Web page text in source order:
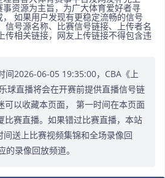
资源为主旨，为广大体育爱好者寻
如果用户发现有更稳定流畅的信号
信号源名称、比赛信号链接、上传者名
传相关链接，网友上传链接不得包含违
间2026-06-05 19:35:00，CBA《上
球直播将会在开赛前提供直播信号链
可以收藏本页面， 第一时间在本页面
比赛直播。如果错过比赛直播，本站
送上比赛视频集锦和全场录像回
录像回放频道。